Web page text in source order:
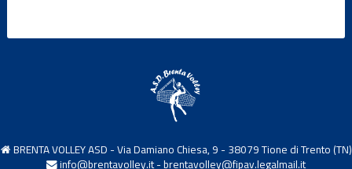
BRENTA VOLLEY ASD - Via Damiano Chiesa, 9 - 38079 Tione di Trento (TN)
info@brentavolley.it- brentavolley@fipav.legalmail.it